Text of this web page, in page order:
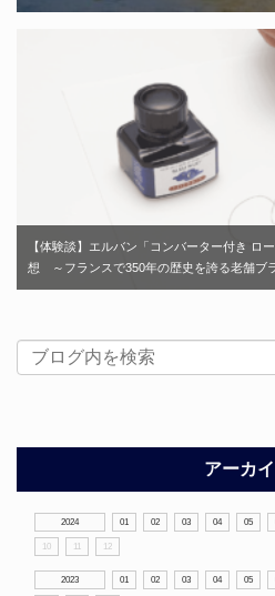
【体験談】エルバン「コンバーター付き ロ
想 ～フランスで350年の歴史を誇る老舗ブ
アーカ
2024 01 02 03 04 05
10 11 12
2023 01 02 03 04 05